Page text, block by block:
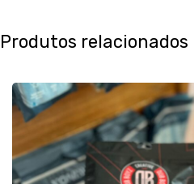
Produtos relacionados